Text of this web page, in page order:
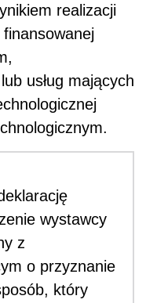
realizacji
usług mających
wystawcy
z
o przyznanie
który